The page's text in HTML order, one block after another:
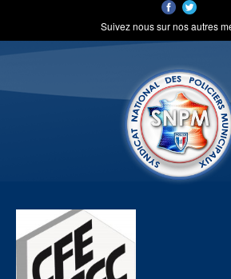
Suivez nous sur nos autres